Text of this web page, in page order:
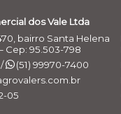
dos Vale Ltda
bairro Santa Helena
Cep: 95.503-798
(51) 99970-7400
05